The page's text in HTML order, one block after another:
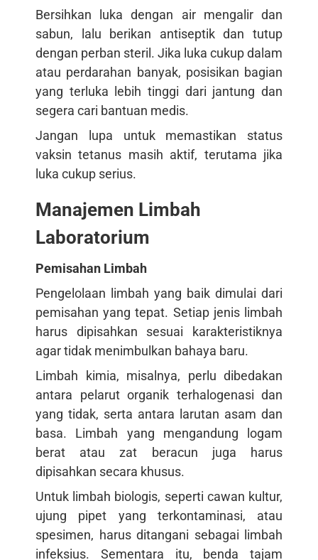
Bersihkan luka dengan air mengalir dan
sabun, lalu berikan antiseptik dan tutup
dengan perban steril. Jika luka cukup dalam
atau perdarahan banyak, posisikan bagian
yang terluka lebih tinggi dari jantung dan
segera cari bantuan medis.
Jangan lupa untuk memastikan status
vaksin tetanus masih aktif, terutama jika
luka cukup serius.
Manajemen Limbah
Laboratorium
Pemisahan Limbah
Pengelolaan limbah yang baik dimulai dari
pemisahan yang tepat. Setiap jenis limbah
harus dipisahkan sesuai karakteristiknya
agar tidak menimbulkan bahaya baru.
Limbah kimia, misalnya, perlu dibedakan
antara pelarut organik terhalogenasi dan
yang tidak, serta antara larutan asam dan
basa. Limbah yang mengandung logam
berat atau zat beracun juga harus
dipisahkan secara khusus.
Untuk limbah biologis, seperti cawan kultur,
ujung pipet yang terkontaminasi, atau
spesimen, harus ditangani sebagai limbah
infeksius. Sementara itu, benda tajam